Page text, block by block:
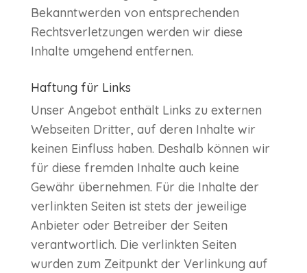
Bekanntwerden von entsprechenden
Rechtsverletzungen werden wir diese
Inhalte umgehend entfernen.
Haftung für Links
Unser Angebot enthält Links zu externen
Webseiten Dritter, auf deren Inhalte wir
keinen Einfluss haben. Deshalb können wir
für diese fremden Inhalte auch keine
Gewähr übernehmen. Für die Inhalte der
verlinkten Seiten ist stets der jeweilige
Anbieter oder Betreiber der Seiten
verantwortlich. Die verlinkten Seiten
wurden zum Zeitpunkt der Verlinkung auf